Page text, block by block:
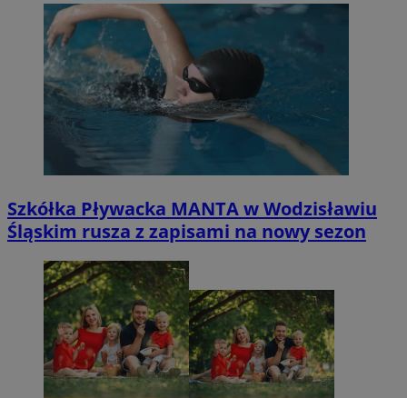
Szkółka Pływacka MANTA w Wodzisławiu
Śląskim rusza z zapisami na nowy sezon